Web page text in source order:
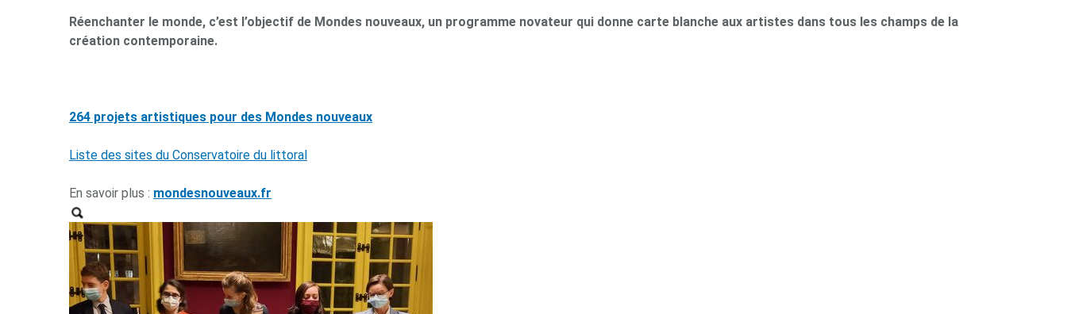
Réenchanter le monde, c’est l’objectif de Mondes nouveaux, un programme novateur qui donne carte blanche aux artistes dans tous les champs de la
création contemporaine.
264 projets artistiques pour des Mondes nouveaux
Liste des sites du Conservatoire du littoral
En savoir plus : mondesnouveaux.fr